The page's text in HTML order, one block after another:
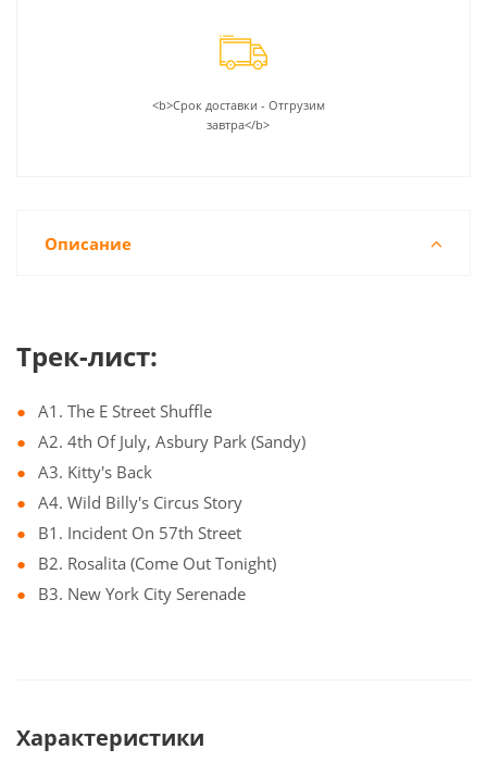
<b>Срок доставки - Отгрузим
завтра</b>
Описание
Трек-лист:
A1. The E Street Shuffle
A2. 4th Of July, Asbury Park (Sandy)
A3. Kitty's Back
A4. Wild Billy's Circus Story
B1. Incident On 57th Street
B2. Rosalita (Come Out Tonight)
B3. New York City Serenade
Характеристики